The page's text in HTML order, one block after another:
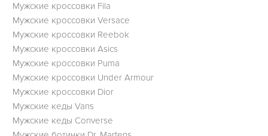
Мужские кроссовки Fila
Мужские кроссовки Versace
Мужские кроссовки Reebok
Мужские кроссовки Asics
Мужские кроссовки Puma
Мужские кроссовки Under Armour
Мужские кроссовки Dior
Мужские кеды Vans
Мужские кеды Converse